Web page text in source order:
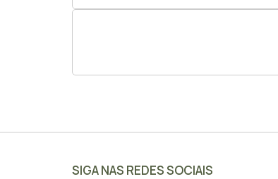
SIGA NAS REDES SOCIAIS